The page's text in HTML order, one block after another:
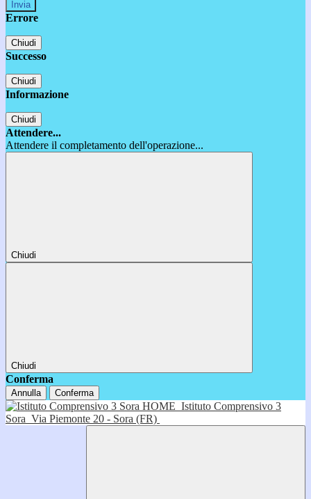
Errore
Chiudi
Successo
Chiudi
Informazione
Chiudi
Attendere...
Attendere il completamento dell'operazione...
Chiudi
Chiudi
Conferma
Annulla Conferma
HOME Istituto Comprensivo 3
Sora Via Piemonte 20 - Sora (FR)